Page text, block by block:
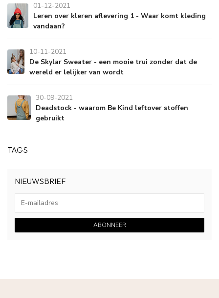
01-12-2021
Leren over kleren aflevering 1 - Waar komt kleding
vandaan?
10-11-2021
De Skylar Sweater - een mooie trui zonder dat de
wereld er lelijker van wordt
30-09-2021
Deadstock - waarom Be Kind leftover stoffen
gebruikt
TAGS
NIEUWSBRIEF
ABONNEER